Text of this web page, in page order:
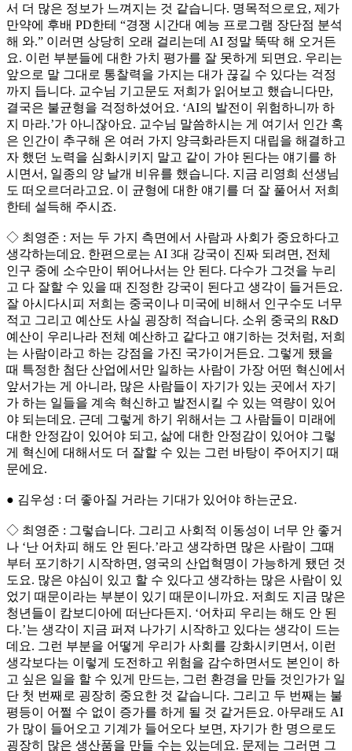
서 더 많은 정보가 느껴지는 것 같습니다. 명목적으로요, 제가
만약에 후배 PD한테 “경쟁 시간대 예능 프로그램 장단점 분석
해 와.” 이러면 상당히 오래 걸리는데 AI 정말 뚝딱 해 오거든
요. 이런 부분들에 대한 가치 평가를 잘 못하게 되면요. 우리는
앞으로 말 그대로 통찰력을 가지는 대가 끊길 수 있다는 걱정
까지 듭니다. 교수님 기고문도 저희가 읽어보고 했습니다만,
결국은 불균형을 걱정하셨어요. ‘AI의 발전이 위험하니까 하
지 마라.’가 아니잖아요. 교수님 말씀하시는 게 여기서 인간 혹
은 인간이 추구해 온 여러 가지 양극화라든지 대립을 해결하고
자 했던 노력을 심화시키지 말고 같이 가야 된다는 얘기를 하
시면서, 일종의 양 날개 비유를 했습니다. 지금 리영희 선생님
도 떠오르더라고요. 이 균형에 대한 얘기를 더 잘 풀어서 저희
한테 설득해 주시죠.
◇ 최영준 : 저는 두 가지 측면에서 사람과 사회가 중요하다고
생각하는데요. 한편으로는 AI 3대 강국이 진짜 되려면, 전체
인구 중에 소수만이 뛰어나서는 안 된다. 다수가 그것을 누리
고 다 잘할 수 있을 때 진정한 강국이 된다고 생각이 들거든요.
잘 아시다시피 저희는 중국이나 미국에 비해서 인구수도 너무
적고 그리고 예산도 사실 굉장히 적습니다. 소위 중국의 R&D
예산이 우리나라 전체 예산하고 같다고 얘기하는 것처럼, 저희
는 사람이라고 하는 강점을 가진 국가이거든요. 그렇게 됐을
때 특정한 첨단 산업에서만 일하는 사람이 가장 어떤 혁신에서
앞서가는 게 아니라, 많은 사람들이 자기가 있는 곳에서 자기
가 하는 일들을 계속 혁신하고 발전시킬 수 있는 역량이 있어
야 되는데요. 근데 그렇게 하기 위해서는 그 사람들이 미래에
대한 안정감이 있어야 되고, 삶에 대한 안정감이 있어야 그렇
게 혁신에 대해서도 더 잘할 수 있는 그런 바탕이 주어지기 때
문에요.
● 김우성 : 더 좋아질 거라는 기대가 있어야 하는군요.
◇ 최영준 : 그렇습니다. 그리고 사회적 이동성이 너무 안 좋거
나 ‘난 어차피 해도 안 된다.’라고 생각하면 많은 사람이 그때
부터 포기하기 시작하면, 영국의 산업혁명이 가능하게 됐던 것
도요. 많은 야심이 있고 할 수 있다고 생각하는 많은 사람이 있
었기 때문이라는 부분이 있기 때문이니까요. 저희도 지금 많은
청년들이 캄보디아에 떠난다든지. ‘어차피 우리는 해도 안 된
다.’는 생각이 지금 퍼져 나가기 시작하고 있다는 생각이 드는
데요. 그런 부분을 어떻게 우리가 사회를 강화시키면서, 이런
생각보다는 이렇게 도전하고 위험을 감수하면서도 본인이 하
고 싶은 일을 할 수 있게 만드는, 그런 환경을 만들 것인가가 일
단 첫 번째로 굉장히 중요한 것 같습니다. 그리고 두 번째는 불
평등이 어쩔 수 없이 증가를 하게 될 것 같거든요. 아무래도 AI
가 많이 들어오고 기계가 들어오다 보면, 자기가 한 명으로도
굉장히 많은 생산품을 만들 수는 있는데요. 문제는 그러면 그